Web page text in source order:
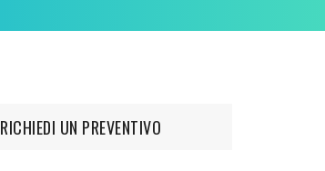
RICHIEDI UN PREVENTIVO